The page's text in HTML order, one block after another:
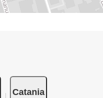
Catania